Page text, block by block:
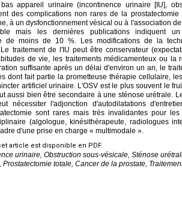
appareil urinaire (incontinence urinaire [IU],
des complications non rares de la
à un dysfonctionnement vésical ou à l'association
mais les dernières publications indiquent
de moins de 10 %. Les modifications de la
traitement de l'IU peut être conservateur
de vie, les traitements médicamenteux ou la
suffisante après un délai d'environ un an, le
dont fait partie la prometteuse thérapie cellulaire,
artificiel urinaire. L'OSV est le plus souvent le
aussi bien être secondaire à une sténose urétrale.
nécessiter l'adjonction d'autodilatations
sont rares mais très invalidantes pour
(algologue, kinésithérapeute, radiologues
d'une prise en charge « multimodale ».
article est disponible en PDF.
urinaire, Obstruction sous-vésicale, Sténose
totale, Cancer de la prostate,